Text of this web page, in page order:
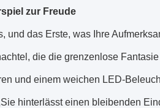
zur Freude
und das Erste, was Ihre
die die grenzenlose
und einem weichen LED-
hinterlässt einen bleibenden